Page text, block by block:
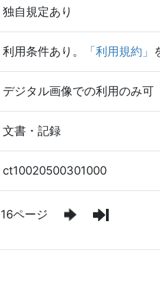
独自規定あり
利用条件あり。 「利用規約」
デジタル画像での利用のみ可
文書・記録
ct10020500301000
ページ